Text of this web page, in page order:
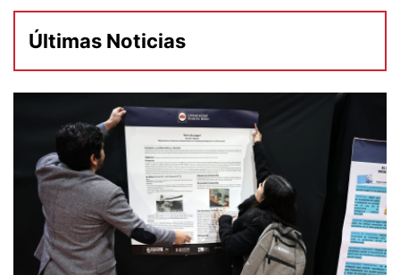
Últimas Noticias